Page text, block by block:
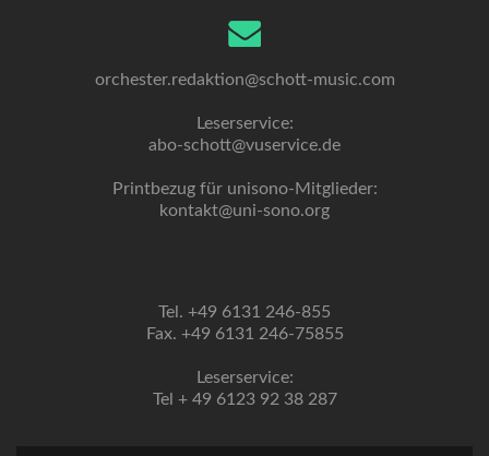
orchester.redaktion@schott-music.com
Leserservice:
abo-schott@vuservice.de
Printbezug für unisono-Mitglieder:
kontakt@uni-sono.org
Tel. +49 6131 246-855
Fax. +49 6131 246-75855
Leserservice:
Tel + 49 6123 92 38 287